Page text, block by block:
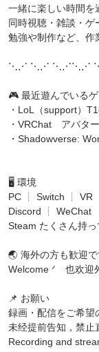
一緒に楽しい時間
同時視聴・雑談・ゲ
勉強や制作など、作
⋱⋰ ⋱⋰ ⋱⋰⋱⋰
🎮 最近遊んでいる
・LoL（support）
・VRChat アバタ
・Shadowverse:
🖥️ 環境
PC ┊ Switch ┊ VR
Discord ┊ WeChat
Steam たくさん持
🌏 海外の方も歓迎で
Welcome ᐟ 也欢迎
📌 お願い
録画・配信をご希望
未经提前告知，禁止
Recording and